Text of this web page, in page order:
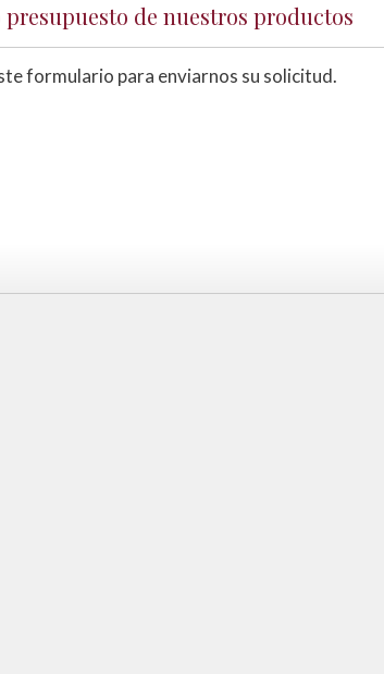
de nuestros productos
formulario para enviarnos su solicitud.